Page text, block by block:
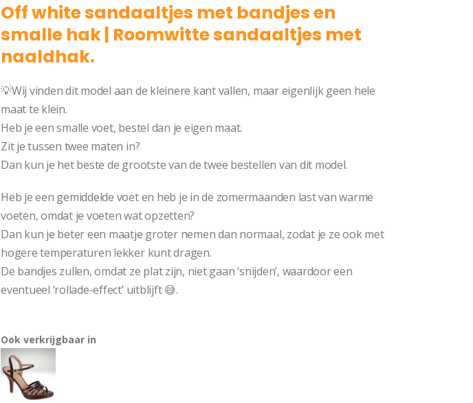
Off white sandaaltjes met bandjes en
smalle hak | Roomwitte sandaaltjes met
naaldhak.
💡Wij vinden dit model aan de kleinere kant vallen, maar eigenlijk geen hele
maat te klein.
Heb je een smalle voet, bestel dan je eigen maat.
Zit je tussen twee maten in?
Dan kun je het beste de grootste van de twee bestellen van dit model.
Heb je een gemiddelde voet en heb je in de zomermaanden last van warme
voeten, omdat je voeten wat opzetten?
Dan kun je beter een maatje groter nemen dan normaal, zodat je ze ook met
hogere temperaturen lekker kunt dragen.
De bandjes zullen, omdat ze plat zijn, niet gaan ‘snijden’, waardoor een
eventueel ‘rollade-effect’ uitblijft 😅.
Ook verkrijgbaar in